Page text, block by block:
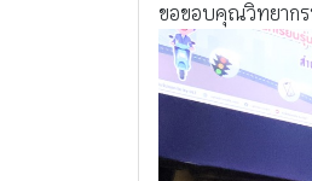
ขอขอบคุณวิทยากร